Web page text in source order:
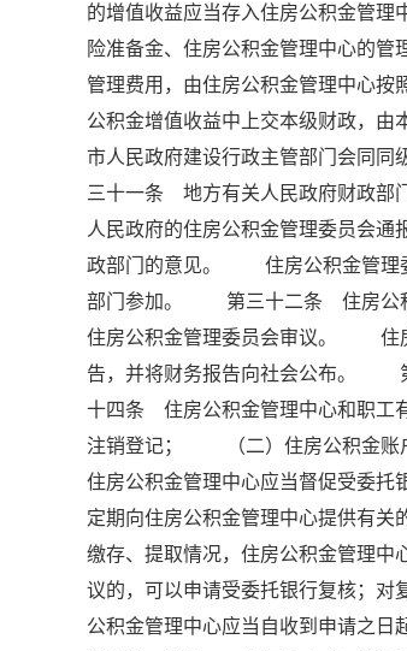
的增值收益应当存入住房公积金管理
险准备金、住房公积金管理中心的
管理费用，由住房公积金管理中心按
公积金增值收益中上交本级财政，
市人民政府建设行政主管部门会同
三十一条 地方有关人民政府财政部
人民政府的住房公积金管理委员会
政部门的意见。 住房公积金管理委
部门参加。 第三十二条 住房公积
住房公积金管理委员会审议。 住房
告，并将财务报告向社会公布。
十四条 住房公积金管理中心和职工
注销登记； （二）住房公积金
住房公积金管理中心应当督促受委
定期向住房公积金管理中心提供有
缴存、提取情况，住房公积金管理
议的，可以申请受委托银行复核；对
公积金管理中心应当自收到申请之